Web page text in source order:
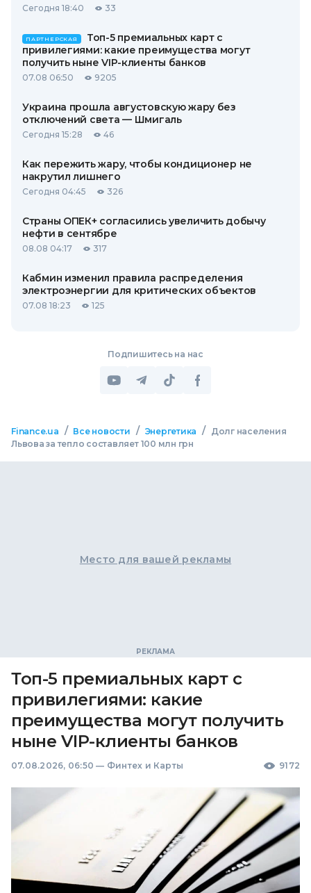
Сегодня 18:40 33
ПАРТНЕРСКАЯ
Топ-5 премиальных карт с
привилегиями: какие преимущества могут
получить ныне VIP-клиенты банков
07.08 06:50 9205
Украина прошла августовскую жару без
отключений света — Шмигаль
Сегодня 15:28 46
Как пережить жару, чтобы кондиционер не
накрутил лишнего
Сегодня 04:45 326
Страны ОПЕК+ согласились увеличить добычу
нефти в сентябре
08.08 04:17 317
Кабмин изменил правила распределения
электроэнергии для критических объектов
07.08 18:23 125
Подпишитесь на нас
Finance.ua / Все новости / Энергетика /
Долг населения
Львова за тепло составляет 100 млн грн
Место для вашей рекламы
Топ-5 премиальных карт с
привилегиями: какие
преимущества могут получить
ныне VIP-клиенты банков
07.08.2026, 06:50 — Финтех и Карты 9172